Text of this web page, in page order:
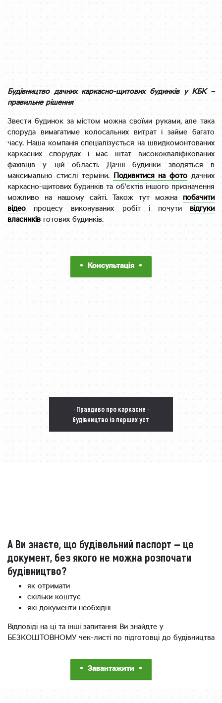
Будівництво дачних каркасно-щитових будинків у КБК –
правильне рішення
Звести будинок за містом можна своїми руками, але така
споруда вимагатиме колосальних витрат і займе багато
часу. Наша компанія спеціалізується на швидкомонтованих
каркасних спорудах і має штат висококваліфікованих
фахівців у цій області. Дачні будинки зводяться в
максимально стислі терміни. Подивитися на фото дачних
каркасно-щитових будинків та об’єктів іншого призначення
можливо на нашому сайті. Також тут можна побачити
відео процесу виконуваних робіт і почути відгуки
власників готових будинків.
Консультація
· Правдиво про каркасне ·
будівництво із перших уст
А Ви знаєте, що будівельний паспорт — це
документ, без якого не можна розпочати
будівництво?
як отримати
скільки коштує
які документи необхідні
Відповіді на ці та інші запитання Ви знайдте у
БЕЗКОШТОВНОМУ чек-листі по підготовці до будівництва
Завантажити